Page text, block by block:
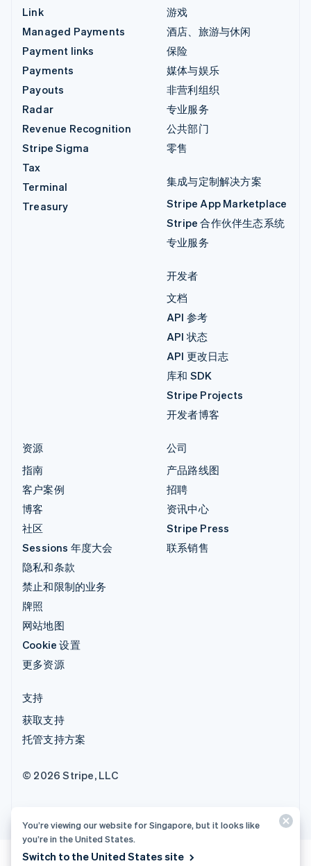
Link
Managed Payments
Payment links
Payments
Payouts
Radar
Revenue Recognition
Stripe Sigma
Tax
Terminal
Treasury
游戏
酒店、旅游与休闲
保险
媒体与娱乐
非营利组织
专业服务
公共部门
零售
集成与定制解决方案
Stripe App Marketplace
Stripe 合作伙伴生态系统
专业服务
开发者
文档
API 参考
API 状态
API 更改日志
库和 SDK
Stripe Projects
开发者博客
资源
指南
客户案例
博客
社区
Sessions 年度大会
隐私和条款
禁止和限制的业务
牌照
网站地图
Cookie 设置
更多资源
公司
产品路线图
招聘
资讯中心
Stripe Press
联系销售
支持
获取支持
托管支持方案
© 2026 Stripe, LLC
You’re viewing our website for Singapore, but it looks like
you’re in the United States.
Switch to the United States site